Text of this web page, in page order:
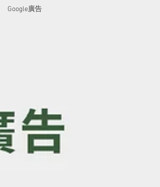
Google廣告